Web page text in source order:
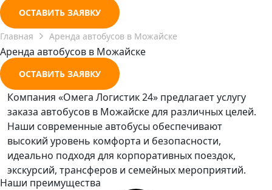
ОСТАВИТЬ ЗАЯВКУ
Главная Аренда автобусов в Можайске
Аренда автобусов в Можайске
ОСТАВИТЬ ЗАЯВКУ
Компания «Омега Логистик 24» предлагает услугу
заказа автобусов в Можайске для различных целей.
Наши современные автобусы обеспечивают
высокий уровень комфорта и безопасности,
идеально подходя для корпоративных поездок,
экскурсий, трансферов и семейных мероприятий.
Наши преимущества